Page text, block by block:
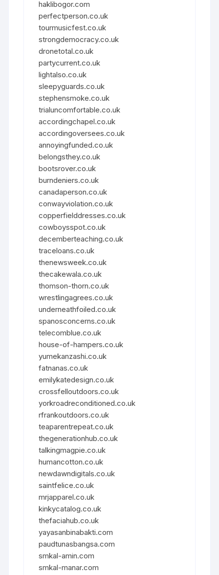
haklibogor.com
perfectperson.co.uk
tourmusicfest.co.uk
strongdemocracy.co.uk
dronetotal.co.uk
partycurrent.co.uk
lightalso.co.uk
sleepyguards.co.uk
stephensmoke.co.uk
trialuncomfortable.co.uk
accordingchapel.co.uk
accordingoversees.co.uk
annoyingfunded.co.uk
belongsthey.co.uk
bootsrover.co.uk
burndeniers.co.uk
canadaperson.co.uk
conwayviolation.co.uk
copperfielddresses.co.uk
cowboysspot.co.uk
decemberteaching.co.uk
traceloans.co.uk
thenewsweek.co.uk
thecakewala.co.uk
thomson-thorn.co.uk
wrestlingagrees.co.uk
underneathfoiled.co.uk
spanosconcerns.co.uk
telecomblue.co.uk
house-of-hampers.co.uk
yumekanzashi.co.uk
fatnanas.co.uk
emilykatedesign.co.uk
crossfelloutdoors.co.uk
yorkroadreconditioned.co.uk
rfrankoutdoors.co.uk
teaparentrepeat.co.uk
thegenerationhub.co.uk
talkingmagpie.co.uk
humancotton.co.uk
newdawndigitals.co.uk
saintfelice.co.uk
mrjapparel.co.uk
kinkycatalog.co.uk
thefaciahub.co.uk
yayasanbinabakti.com
paudtunasbangsa.com
smkal-amin.com
smkal-manar.com